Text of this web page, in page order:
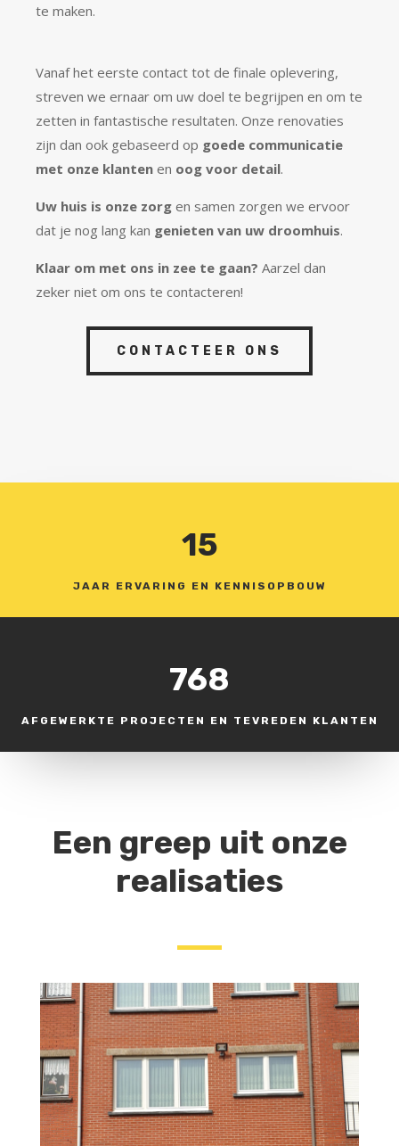
te maken.
Vanaf het eerste contact tot de finale oplevering,
streven we ernaar om uw doel te begrijpen en om te
zetten in fantastische resultaten. Onze renovaties
zijn dan ook gebaseerd op goede communicatie
met onze klanten en oog voor detail.
Uw huis is onze zorg en samen zorgen we ervoor
dat je nog lang kan genieten van uw droomhuis.
Klaar om met ons in zee te gaan? Aarzel dan
zeker niet om ons te contacteren!
CONTACTEER ONS
15
JAAR ERVARING EN KENNISOPBOUW
768
AFGEWERKTE PROJECTEN EN TEVREDEN KLANTEN
Een greep uit onze
realisaties